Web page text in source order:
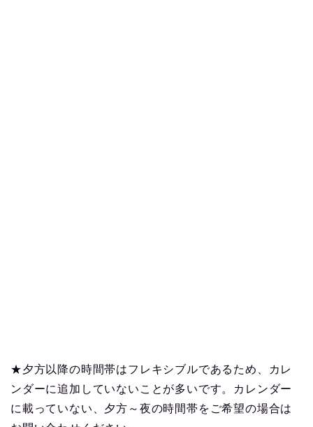
★夕方以降の時間帯はフレキシブルであるため、カレ
ンダーに追加していないことが多いです。カレンダー
に載っていない、夕方～夜の時間帯をご希望の場合は